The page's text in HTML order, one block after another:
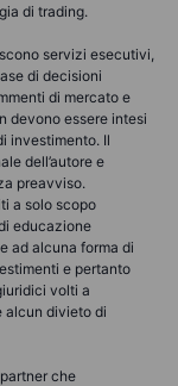
di trading.
servizi esecutivi,
di decisioni
di mercato e
devono essere intesi
investimento. Il
dell’autore e
preavviso.
a solo scopo
educazione
ad alcuna forma di
e pertanto
volti a
alcun divieto di
che